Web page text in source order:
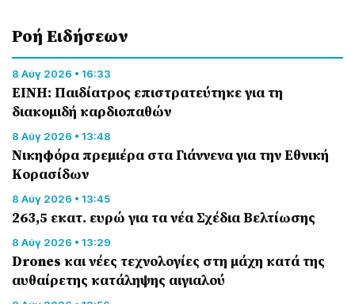
Ροή Eιδήσεων
8 Αύγ 2026 • 16:33
ΕΙΝΗ: Παιδίατρος επιστρατεύτηκε για τη
διακομιδή καρδιοπαθών
8 Αύγ 2026 • 13:48
Nικηφόρα πρεμιέρα στα Γιάννενα για την Εθνική
Κορασίδων
8 Αύγ 2026 • 13:45
263,5 εκατ. ευρώ για τα νέα Σχέδια Βελτίωσης
8 Αύγ 2026 • 13:29
Drones και νέες τεχνολογίες στη μάχη κατά της
αυθαίρετης κατάληψης αιγιαλού